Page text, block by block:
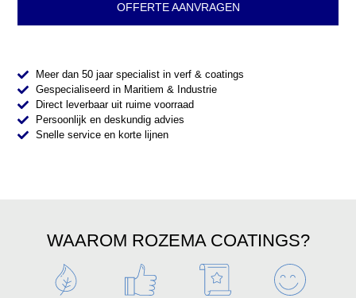
OFFERTE AANVRAGEN
Meer dan 50 jaar specialist in verf & coatings
Gespecialiseerd in Maritiem & Industrie
Direct leverbaar uit ruime voorraad
Persoonlijk en deskundig advies
Snelle service en korte lijnen
WAAROM ROZEMA COATINGS?